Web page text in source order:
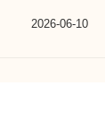
2026-06-10